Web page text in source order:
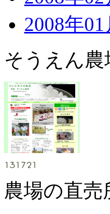
2008年
そうえん農
農場の直売